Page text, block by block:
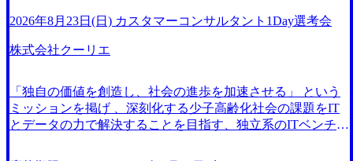
ジタル&ハンズオンセクター) ●当日の流れ 1. 当社オフィス
※最終面接の結果は後日メールにてご連絡いたします ●業務
し、ITを活用した変革支援を行います。 ●主な業務 ・業務
改革、業務分析、業務設計等に関するプロセス/ITコンサル
ティング ・IT戦略立案、コスト削減、ITシステム調達、PM
O等プロジェクトマネジメント ・各ステークホルダーとのリ
量がある 平均年齢は32歳 20代・30代の社員が多く、前職の
バックグラウンドもさまざまである 成果報酬型というハイ
リスクなサービスを提供しているため、真のクライアントフ
急速に事業拡大していくフェーズでのマネジメント経験を得
られる 新規事業を創出できるカルチャーがあり、起業に近
い業務内容 代表の佐谷氏はPwC Strategy&出身であり、外資
社として設立している 成果報酬による適正な・透明な報酬
い→高い年収水準とWLBを両立 2026年8月22日(土) 2026年8
を完了する選考会です。 ●平日は忙しく面接のお時間確保が
めです。 ※選考自体は当日中に完結しますが、内定やオフ
ァーは翌営業日以降にお伝え致します。 ※場合によって
は、最終面接実施後、別日に改めて再面接させていただく可
能性がございます ●当日のスケジュール 09:00～14:00頃 : 一
YLIGHT Sports」による事業展開を開始 (https://prtimes.jp/mai
ーツ産業を革新」 スカイライトコンサルティング、異端の
kylight-sports/) 同社出身者が社長を務めるコンサルティング
ファームも複数存在するほか、株式会社ZOZOの澤田宏太郎
社長を輩出するなど、卒業後に各業界で活躍するビジネスマ
ンが多数 ワンプール制を採用し、案件が社内ポータル上に
2026年8月23日(日) カスタマーコンサルタント1Day選考会
株式会社クーリエ
「独自の価値を創造し、社会の進歩を加速させる」 という
ミッションを掲げ 、深刻化する少子高齢化社会の課題をIT
とデータの力で解決することを目指す、独立系のITベンチャ
施設検索プラットフォーム「みんなの介護」 や、介護専門